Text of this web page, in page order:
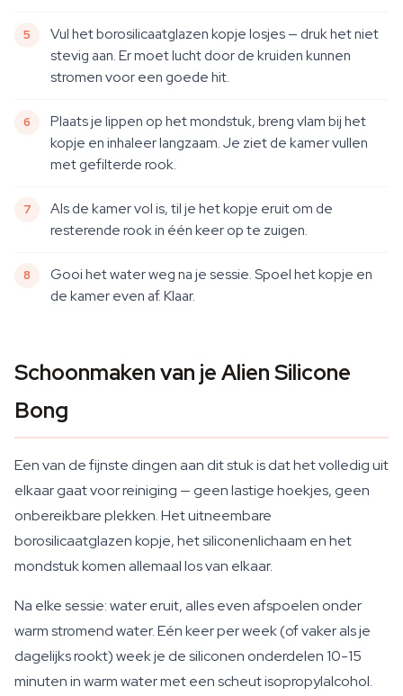
Vul het borosilicaatglazen kopje losjes — druk het niet
stevig aan. Er moet lucht door de kruiden kunnen
stromen voor een goede hit.
Plaats je lippen op het mondstuk, breng vlam bij het
kopje en inhaleer langzaam. Je ziet de kamer vullen
met gefilterde rook.
Als de kamer vol is, til je het kopje eruit om de
resterende rook in één keer op te zuigen.
Gooi het water weg na je sessie. Spoel het kopje en
de kamer even af. Klaar.
Schoonmaken van je Alien Silicone
Bong
Een van de fijnste dingen aan dit stuk is dat het volledig uit
elkaar gaat voor reiniging — geen lastige hoekjes, geen
onbereikbare plekken. Het uitneembare
borosilicaatglazen kopje, het siliconenlichaam en het
mondstuk komen allemaal los van elkaar.
Na elke sessie: water eruit, alles even afspoelen onder
warm stromend water. Eén keer per week (of vaker als je
dagelijks rookt) week je de siliconen onderdelen 10-15
minuten in warm water met een scheut isopropylalcohol.